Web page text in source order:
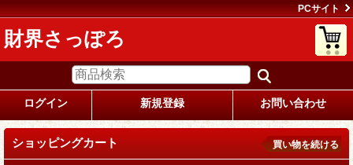
PCサイト
財界さっぽろ
ログイン 新規登録 お問い合わせ
ショッピングカート 買い物を続ける